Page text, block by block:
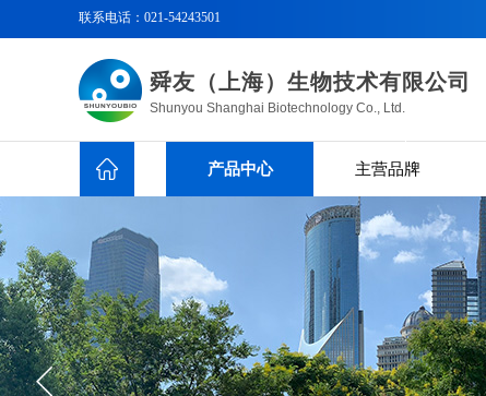
联系电话： 021-54243501
舜友（上海）生物技术有限公司
Shunyou Shanghai Biotechnology Co., Ltd.
产品中心 主营品牌